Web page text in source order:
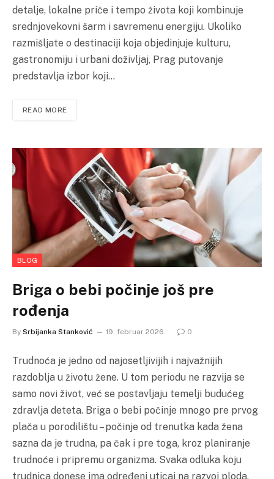
detalje, lokalne priče i tempo života koji kombinuje
srednjovekovni šarm i savremenu energiju. Ukoliko
razmišljate o destinaciji koja objedinjuje kulturu,
gastronomiju i urbani doživljaj, Prag putovanje
predstavlja izbor koji…
READ MORE
BLOG
Briga o bebi počinje još pre
rođenja
By Srbijanka Stanković 19. februar 2026. 0
Trudnoća je jedno od najosetljivijih i najvažnijih
razdoblja u životu žene. U tom periodu ne razvija se
samo novi život, već se postavljaju temelji budućeg
zdravlja deteta. Briga o bebi počinje mnogo pre prvog
plača u porodilištu – počinje od trenutka kada žena
sazna da je trudna, pa čak i pre toga, kroz planiranje
trudnoće i pripremu organizma. Svaka odluka koju
trudnica donese ima određeni uticaj na razvoj ploda.